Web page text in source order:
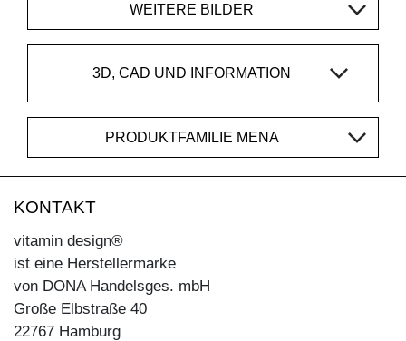
WEITERE BILDER
3D, CAD UND INFORMATION
PRODUKTFAMILIE MENA
KONTAKT
vitamin design®
ist eine Herstellermarke
von DONA Handelsges. mbH
Große Elbstraße 40
22767 Hamburg